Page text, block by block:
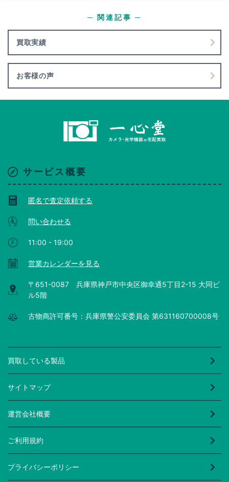
買取実績
─ 関連記事 ─
お客様の声
サービス概要
匿名で査定依頼する
問い合わせる
11:00 - 19:00
営業カレンダーを見る
〒651-0087 兵庫県神戸市中央区御幸通5丁目2-15 大同ビ
ル5階
古物商許可番号：兵庫県警公安委員会 第631160700008号
買取している製品
サイトマップ
運営会社概要
ご利用規約
プライバシーポリシー